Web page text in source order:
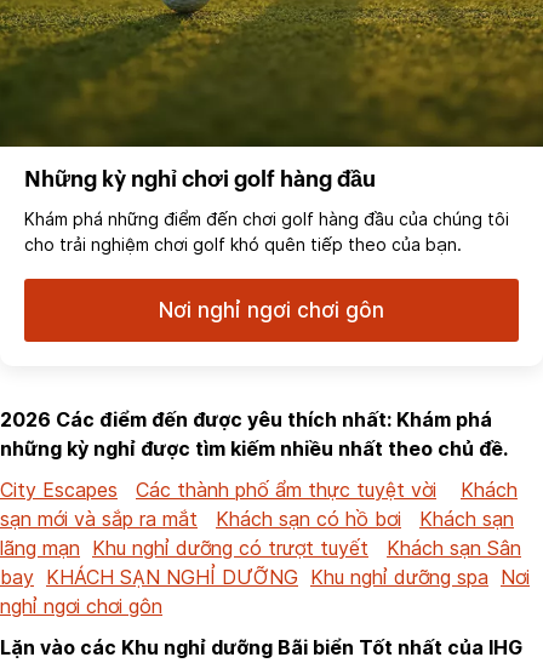
Những kỳ nghỉ chơi golf hàng đầu
Khám phá những điểm đến chơi golf hàng đầu của chúng tôi
cho trải nghiệm chơi golf khó quên tiếp theo của bạn.
Nơi nghỉ ngơi chơi gôn
2026 Các điểm đến được yêu thích nhất: Khám phá
những kỳ nghỉ được tìm kiếm nhiều nhất theo chủ đề.
City Escapes
Các thành phố ẩm thực tuyệt vời
Khách
sạn mới và sắp ra mắt
Khách sạn có hồ bơi
Khách sạn
lãng mạn Khu nghỉ dưỡng có trượt tuyết
Khách sạn Sân
bay KHÁCH SẠN NGHỈ DƯỠNG Khu nghỉ dưỡng spa Nơi
nghỉ ngơi chơi gôn
Lặn vào các Khu nghỉ dưỡng Bãi biển Tốt nhất của IHG